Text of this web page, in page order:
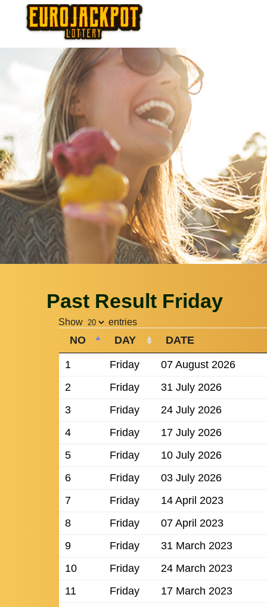
Past Result Friday
Show entries
NO DAY DATE
1 Friday
07 August 2026
2
Friday
31 July 2026
3
Friday
24 July 2026
4
Friday
17 July 2026
5
Friday
10 July 2026
6
Friday
03 July 2026
7
Friday
14 April 2023
8
Friday
07 April 2023
9
Friday
31 March 2023
10
Friday
24 March 2023
11
Friday
17 March 2023
Thursday